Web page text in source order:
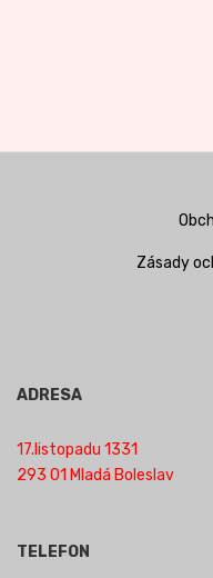
Zásady
ADRESA
17.listopadu 1331
293 01 Mladá Boleslav
TELEFON